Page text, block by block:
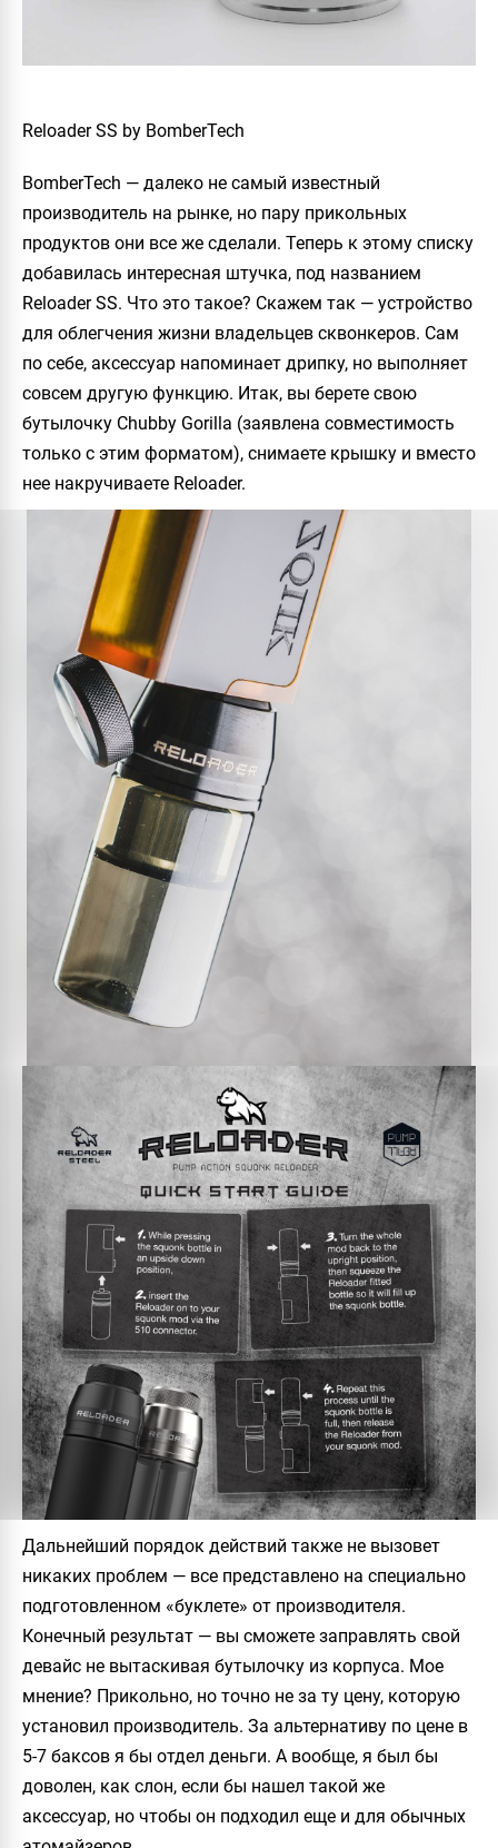
Reloader SS by BomberTech
BomberTech — далеко не самый известный
производитель на рынке, но пару прикольных
продуктов они все же сделали. Теперь к этому списку
добавилась интересная штучка, под названием
Reloader SS. Что это такое? Скажем так — устройство
для облегчения жизни владельцев сквонкеров. Сам
по себе, аксессуар напоминает дрипку, но выполняет
совсем другую функцию. Итак, вы берете свою
бутылочку Chubby Gorilla (заявлена совместимость
только с этим форматом), снимаете крышку и вместо
нее накручиваете Reloader.
Дальнейший порядок действий также не вызовет
никаких проблем — все представлено на специально
подготовленном «буклете» от производителя.
Конечный результат — вы сможете заправлять свой
девайс не вытаскивая бутылочку из корпуса. Мое
мнение? Прикольно, но точно не за ту цену, которую
установил производитель. За альтернативу по цене в
5-7 баксов я бы отдел деньги. А вообще, я был бы
доволен, как слон, если бы нашел такой же
аксессуар, но чтобы он подходил еще и для обычных